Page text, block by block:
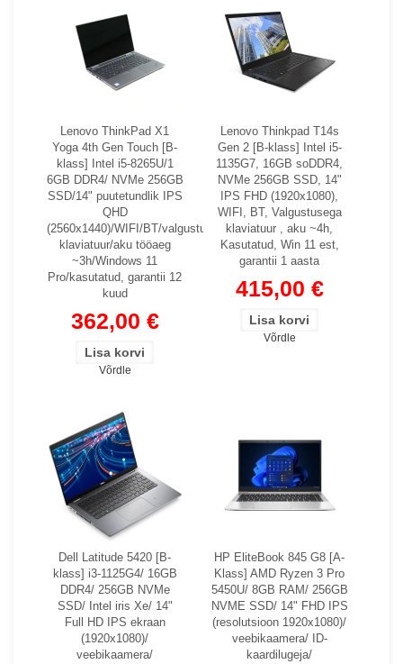
Lenovo ThinkPad X1
Yoga 4th Gen Touch [B-
klass] Intel i5-8265U/1
6GB DDR4/ NVMe 256GB
SSD/14" puutetundlik IPS
QHD
(2560x1440)/WIFI/BT/valgustusega
klaviatuur/aku tööaeg
~3h/Windows 11
Pro/kasutatud, garantii 12
kuud
362,00 €
Võrdle
Lenovo Thinkpad T14s
Gen 2 [B-klass] Intel i5-
1135G7, 16GB soDDR4,
NVMe 256GB SSD, 14"
IPS FHD (1920x1080),
WIFI, BT, Valgustusega
klaviatuur , aku ~4h,
Kasutatud, Win 11 est,
garantii 1 aasta
415,00 €
Võrdle
Dell Latitude 5420 [B-
klass] i3-1125G4/ 16GB
DDR4/ 256GB NVMe
SSD/ Intel iris Xe/ 14"
Full HD IPS ekraan
(1920x1080)/
veebikaamera/
HP EliteBook 845 G8 [A-
Klass] AMD Ryzen 3 Pro
5450U/ 8GB RAM/ 256GB
NVME SSD/ 14" FHD IPS
(resolutsioon 1920x1080)/
veebikaamera/ ID-
kaardilugeja/